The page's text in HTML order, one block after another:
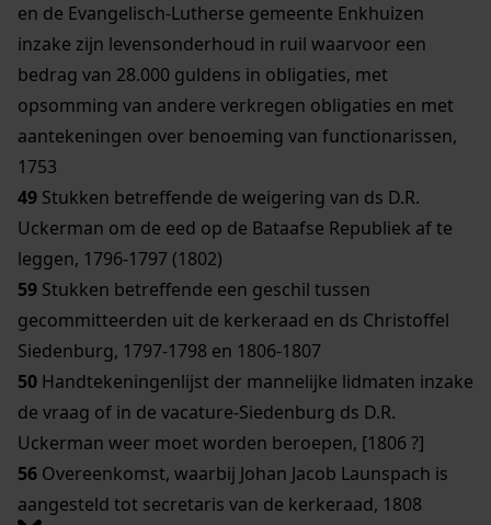
en de Evangelisch-Lutherse gemeente Enkhuizen
inzake zijn levensonderhoud in ruil waarvoor een
bedrag van 28.000 guldens in obligaties, met
opsomming van andere verkregen obligaties en met
aantekeningen over benoeming van functionarissen,
1753
49 Stukken betreffende de weigering van ds D.R.
Uckerman om de eed op de Bataafse Republiek af te
leggen, 1796-1797 (1802)
59 Stukken betreffende een geschil tussen
gecommitteerden uit de kerkeraad en ds Christoffel
Siedenburg, 1797-1798 en 1806-1807
50 Handtekeningenlijst der mannelijke lidmaten inzake
de vraag of in de vacature-Siedenburg ds D.R.
Uckerman weer moet worden beroepen, [1806 ?]
56 Overeenkomst, waarbij Johan Jacob Launspach is
aangesteld tot secretaris van de kerkeraad, 1808